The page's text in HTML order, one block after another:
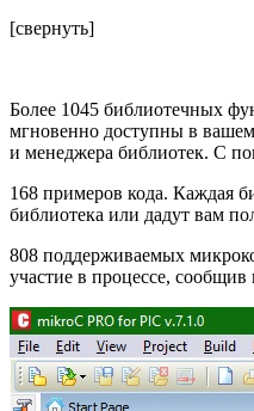
[свернуть]
Более 1045 библиотечных
мгновенно доступны в
и менеджера библиотек. С
168 примеров кода. Каждая
библиотека или дадут вам
808 поддерживаемых
участие в процессе,